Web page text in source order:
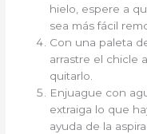
hielo, espere a
sea más fácil
Con una paleta
arrastre el chicle
quitarlo.
Enjuague con
extraiga lo que
ayuda de la